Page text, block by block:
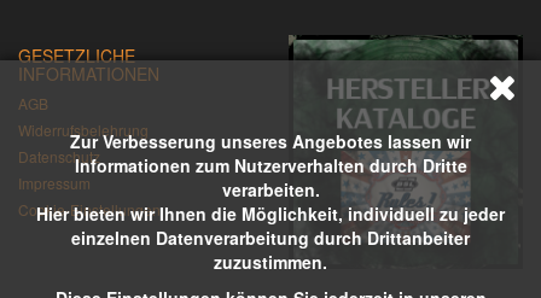
Zur Verbesserung unseres Angebotes lassen wir
Informationen zum Nutzerverhalten durch Dritte
verarbeiten.
Hier bieten wir Ihnen die Möglichkeit, individuell zu jeder
einzelnen Datenverarbeitung durch Drittanbeiter
zuzustimmen.
GESETZLICHE
INFORMATIONEN
AGB
Widerrufsbelehrung
Datenschutz
Impressum
Cookie-Einstellungen